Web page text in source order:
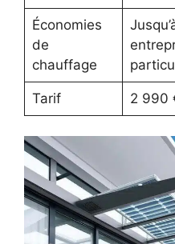
Économies
de
chauffage
Tarif 2 990